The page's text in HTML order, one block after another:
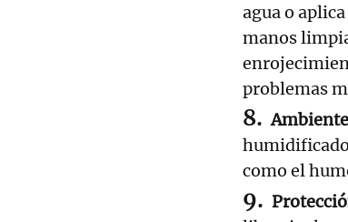
agua o
manos
problemas
como el